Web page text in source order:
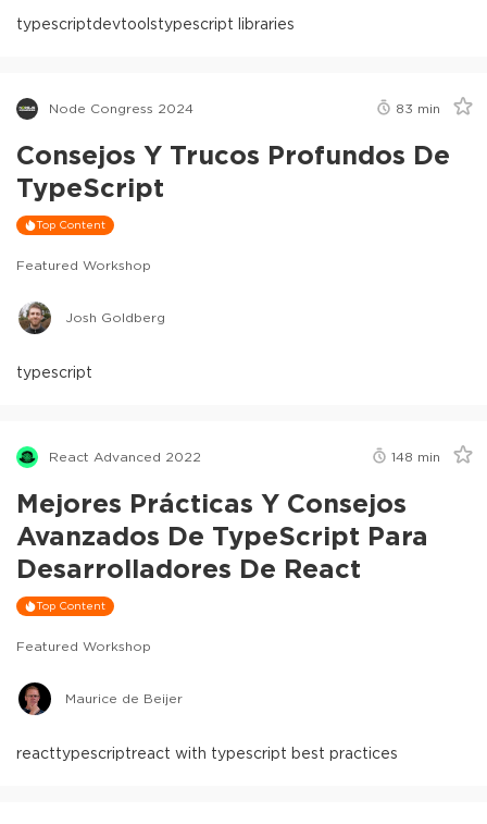
typescriptdevtoolstypescript libraries
Node Congress 2024 83 min
Consejos Y Trucos Profundos De
TypeScript
Top Content
Featured Workshop
Josh Goldberg
typescript
React Advanced 2022 148 min
Mejores Prácticas Y Consejos
Avanzados De TypeScript Para
Desarrolladores De React
Top Content
Featured Workshop
Maurice de Beijer
reacttypescriptreact with typescript best practices